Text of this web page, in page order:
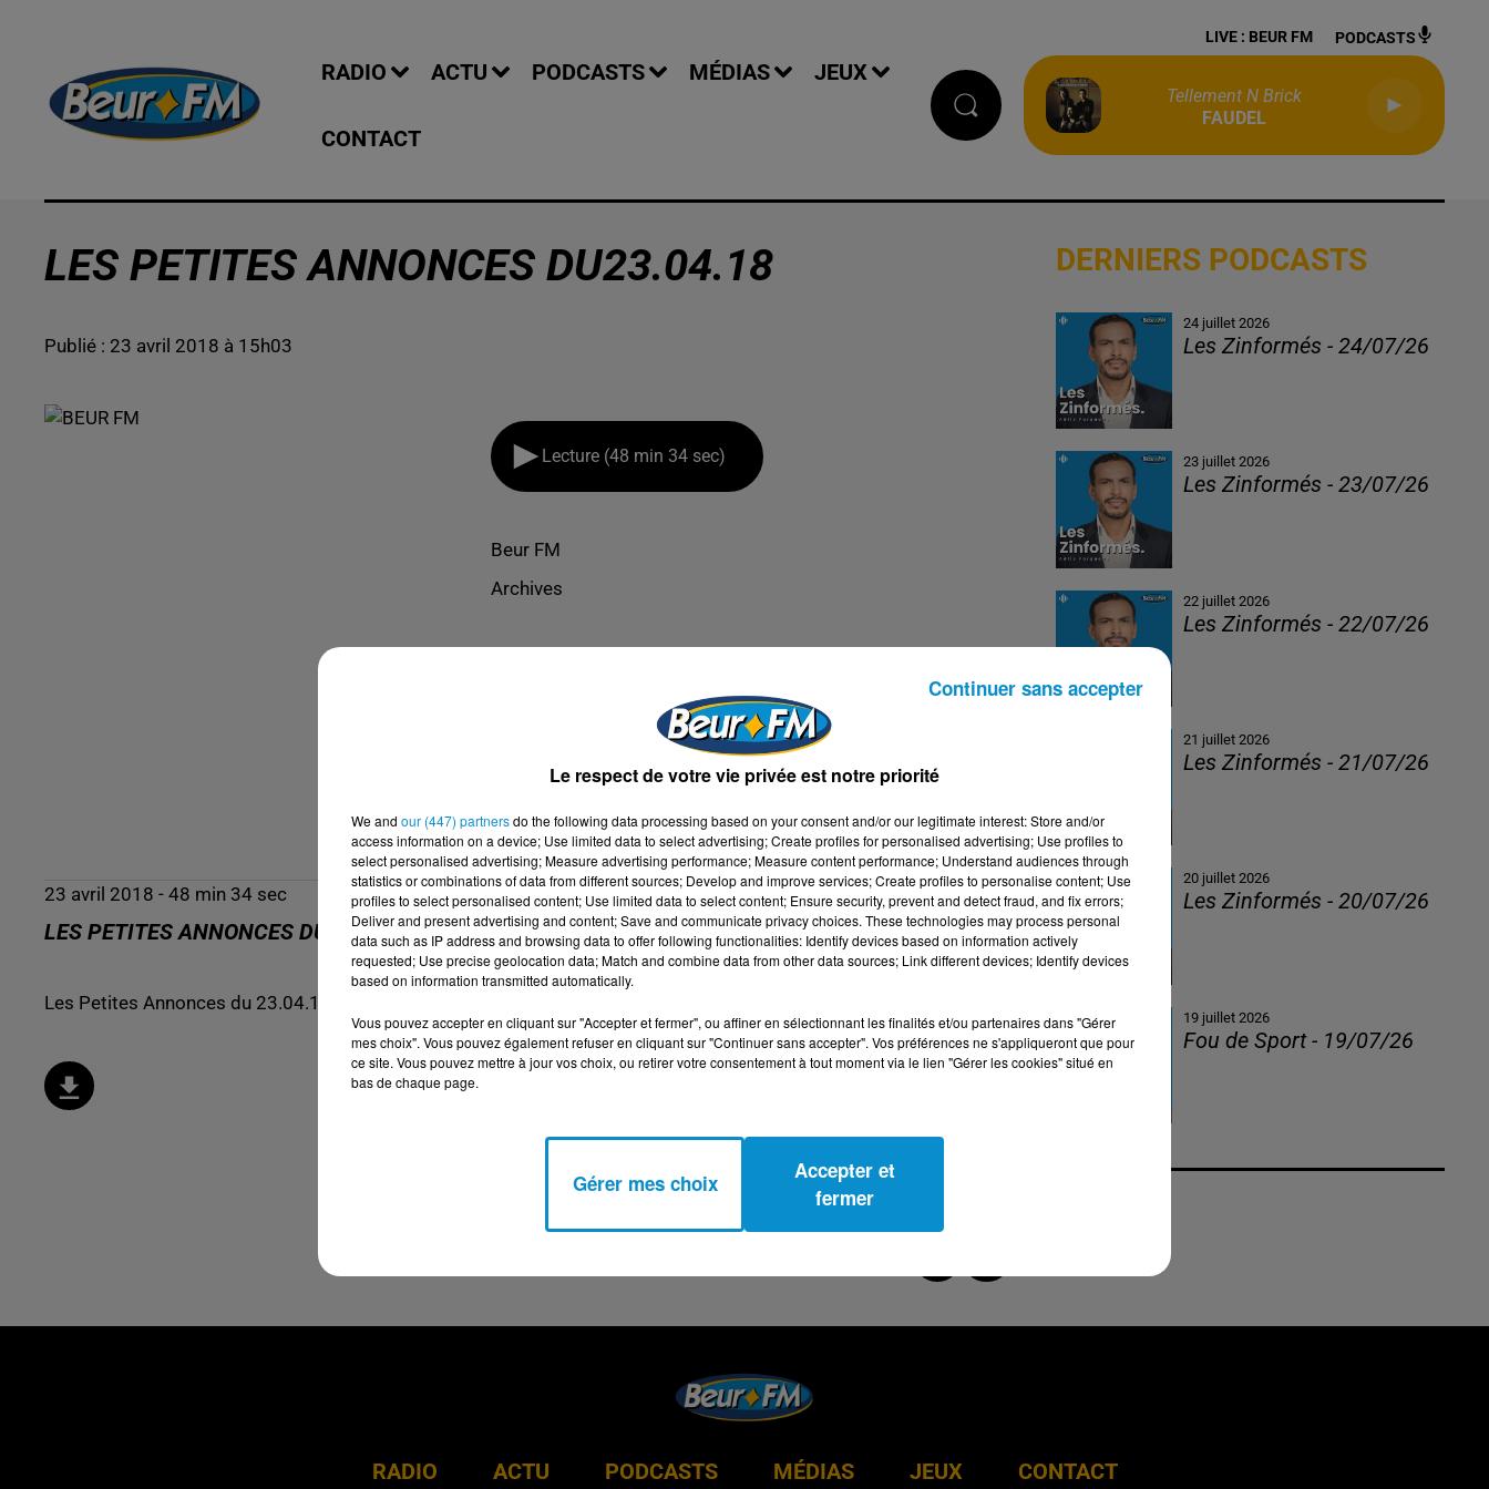
RADIO ACTU PODCASTS MÉDIAS JEUX
CONTACT
LIVE : BEUR FM PODCASTS
Tellement N Brick
FAUDEL
LES PETITES ANNONCES DU23.04.18
Publié : 23 avril 2018 à 15h03
Lecture (48 min 34 sec)
Beur FM
Archives
23 avril 2018 - 48 min 34 sec
LES PETITES ANNONCES DU23.04.18
Les Petites Annonces du 23.04.18
DERNIERS PODCASTS
24 juillet 2026
Les Zinformés - 24/07/26
23 juillet 2026
Les Zinformés - 23/07/26
22 juillet 2026
Les Zinformés - 22/07/26
21 juillet 2026
Les Zinformés - 21/07/26
20 juillet 2026
Les Zinformés - 20/07/26
19 juillet 2026
Fou de Sport - 19/07/26
RADIO ACTU PODCASTS MÉDIAS JEUX CONTACT
Le respect de votre vie privée est notre priorité
We and our (447) partnersdo the following data processing based on your consent and/or our legitimate interest: Store and/or
access information on a device; Use limited data to select advertising; Create profiles for personalised advertising; Use profiles to
select personalised advertising; Measure advertising performance; Measure content performance; Understand audiences through
statistics or combinations of data from different sources; Develop and improve services; Create profiles to personalise content; Use
profiles to select personalised content; Use limited data to select content; Ensure security, prevent and detect fraud, and fix errors;
Deliver and present advertising and content; Save and communicate privacy choices. These technologies may process personal
data such as IP address and browsing data to offer following functionalities: Identify devices based on information actively
requested; Use precise geolocation data; Match and combine data from other data sources; Link different devices; Identify devices
based on information transmitted automatically.
Vous pouvez accepter en cliquant sur "Accepter et fermer", ou affiner en sélectionnant les finalités et/ou partenaires dans "Gérer
mes choix". Vous pouvez également refuser en cliquant sur "Continuer sans accepter". Vos préférences ne s'appliqueront que pour
ce site. Vous pouvez mettre à jour vos choix, ou retirer votre consentement à tout moment via le lien "Gérer les cookies" situé en
bas de chaque page.
Gérer mes choix
Accepter et
fermer
Continuer sans accepter